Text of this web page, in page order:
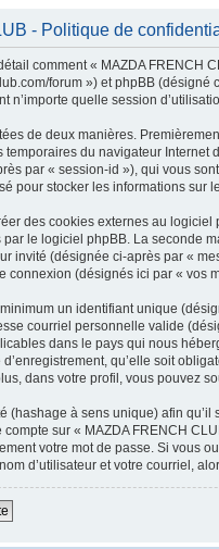
- Politique de
comment « MAZDA FRENCH
forum ») et phpBB
n’importe quelle session
de deux manières.
du navigateur Internet
par « session-id »), qui vous
pour stocker les informations
des cookies externes au
le logiciel phpBB. La seconde
invité (désignée ci-après par «
connexion (désignés ici par « vos
un identifiant unique
courriel personnelle valide
dans le pays qui nous
qu’elle soit
dans votre profil, vous pouvez
(hashage à sens unique) afin
compte sur « MAZDA FRENCH
votre mot de passe. Si vous
d’utilisateur et votre courriel,